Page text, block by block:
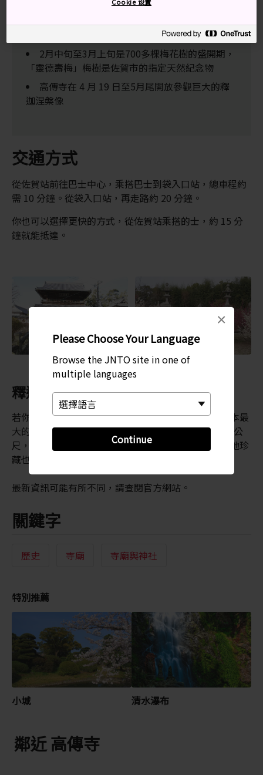
Please Choose Your Language
Browse the JNTO site in one of
multiple languages
Continue
×
位獲准進入佐賀地區的道明會修士雕刻而成
2月中旬至3月上旬是700多棵梅花樹的盛開期，
「靈德壽梅」梅樹是佐賀市的指定天然紀念物
高傳寺在 4 月 19 日至5月尾開放參觀巨大的釋
迦涅槃像
交通方式
從佐賀站前往巴士中心，乘搭巴士到袋入口站，總車程約
需 10 分鐘。從袋入口站，再走路約 20 分鐘。
你也可以選擇更快的方式，從佐賀站乘搭的士，約 15 分
鐘就能抵達。
釋迦涅槃像
若你剛好在 4 月 19 日至5月尾到訪，就有機會一睹日本最
大的涅槃像（即知名的臥佛圖）之一。這幅畫為高 16 公
尺，寬 6 公尺，且擁有超過 300 年的歷史。禪寺的其他珍
藏也會同時一起展出。
最新資訊可能有所不同，請查閱官方網站。
關鍵字
歷史 寺廟 寺廟與神社
特別推薦
小城 清水瀑布
鄰近 高傳寺